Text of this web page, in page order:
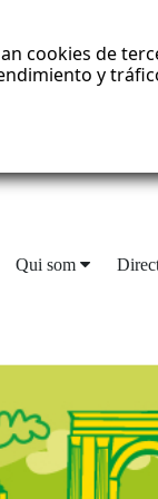
cookies de
y
Qui som